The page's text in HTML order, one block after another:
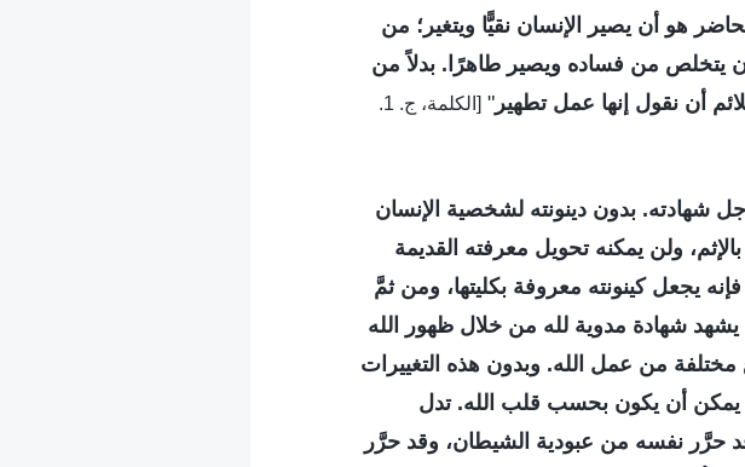
هو أن يصير الإنسان نقيًّا ويتغير؛ من
أن يتخلص من فساده ويصير طاهرًا. بدلاً من
أن نقول إنها عمل تطهير "
[الكلمة، ج. 1.
شهادته. بدون دينونته لشخصية الإنسان
ولن يمكنه تحويل معرفته القديمة
يجعل كينونته معروفة بكليتها، ومن ثمَّ
شهادة مدوية لله من خلال ظهور الله
من عمل الله. وبدون هذه التغييرات
يمكن أن يكون بحسب قلب الله. تدل
حرَّر نفسه من عبودية الشيطان، وقد حرَّر